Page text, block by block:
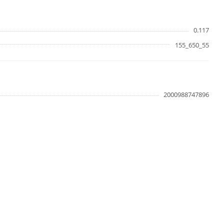
0.117
155_650_55
2000988747896